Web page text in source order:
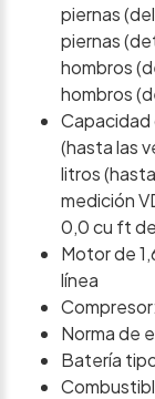
piernas
piernas
hombros
hombros
Capacidad
(hasta las
litros
medición
0,0 cu ft
Motor de
línea
Norma de
Batería